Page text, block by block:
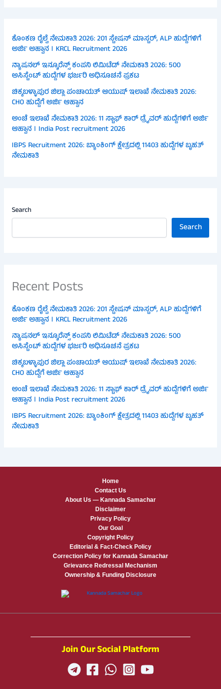
ಕೊಂಕಣ ರೈಲ್ವೆ ನೇಮಕಾತಿ 2026: 201 ಸ್ಟೇಷನ್ ಮಾಸ್ಟರ್, ALP ಹುದ್ದೆಗಳಿಗೆ
ಅರ್ಜಿ ಅಹ್ವಾನ । KRCL Recruitment 2026
ನ್ಯಾಷನಲ್ ಇನ್ಶೂರೆನ್ಸ್ ಕಂಪನಿ ಲಿಮಿಟೆಡ್ ನೇಮಕಾತಿ 2026: 500
ಅಸಿಸ್ಟೆಂಟ್ ಹುದ್ದೆಗಳ ಭರ್ಜರಿ ಅಧಿಸೂಚನೆ ಪ್ರಕಟ
ಚಿಕ್ಕಬಳ್ಳಾಪುರ ಜಿಲ್ಲಾ ಪಂಚಾಯತ್ ಆಯುಷ್ ಇಲಾಖೆ ನೇಮಕಾತಿ 2026:
CHO ಹುದ್ದೆಗೆ ಅರ್ಜಿ ಆಹ್ವಾನ
ಅಂಚೆ ಇಲಾಖೆ ನೇಮಕಾತಿ 2026: 11 ಸ್ಟಾಫ್ ಕಾರ್ ಡ್ರೈವರ್ ಹುದ್ದೆಗಳಿಗೆ ಅರ್ಜಿ
ಆಹ್ವಾನ । India Post recruitment 2026
IBPS Recruitment 2026: ಬ್ಯಾಂಕಿಂಗ್ ಕ್ಷೇತ್ರದಲ್ಲಿ 11403 ಹುದ್ದೆಗಳ ಬೃಹತ್
ನೇಮಕಾತಿ
Search
Search
Recent Posts
ಕೊಂಕಣ ರೈಲ್ವೆ ನೇಮಕಾತಿ 2026: 201 ಸ್ಟೇಷನ್ ಮಾಸ್ಟರ್, ALP ಹುದ್ದೆಗಳಿಗೆ
ಅರ್ಜಿ ಅಹ್ವಾನ । KRCL Recruitment 2026
ನ್ಯಾಷನಲ್ ಇನ್ಶೂರೆನ್ಸ್ ಕಂಪನಿ ಲಿಮಿಟೆಡ್ ನೇಮಕಾತಿ 2026: 500
ಅಸಿಸ್ಟೆಂಟ್ ಹುದ್ದೆಗಳ ಭರ್ಜರಿ ಅಧಿಸೂಚನೆ ಪ್ರಕಟ
ಚಿಕ್ಕಬಳ್ಳಾಪುರ ಜಿಲ್ಲಾ ಪಂಚಾಯತ್ ಆಯುಷ್ ಇಲಾಖೆ ನೇಮಕಾತಿ 2026:
CHO ಹುದ್ದೆಗೆ ಅರ್ಜಿ ಆಹ್ವಾನ
ಅಂಚೆ ಇಲಾಖೆ ನೇಮಕಾತಿ 2026: 11 ಸ್ಟಾಫ್ ಕಾರ್ ಡ್ರೈವರ್ ಹುದ್ದೆಗಳಿಗೆ ಅರ್ಜಿ
ಆಹ್ವಾನ । India Post recruitment 2026
IBPS Recruitment 2026: ಬ್ಯಾಂಕಿಂಗ್ ಕ್ಷೇತ್ರದಲ್ಲಿ 11403 ಹುದ್ದೆಗಳ ಬೃಹತ್
ನೇಮಕಾತಿ
Home
Contact Us
About Us — Kannada Samachar
Disclaimer
Privacy Policy
Our Goal
Copyright Policy
Editorial & Fact-Check Policy
Correction Policy for Kannada Samachar
Grievance Redressal Mechanism
Ownership & Funding Disclosure
Join Our Social Platform